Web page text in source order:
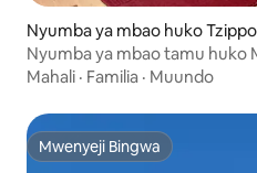
Nyumba ya mbao huko
Nyumba ya mbao tamu huko
Mahali · Familia · Muundo
Mwenyeji Bingwa
Mwenyeji Bingwa